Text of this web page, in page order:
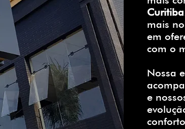
Curitiba
mais
em
com o
Nossa
e